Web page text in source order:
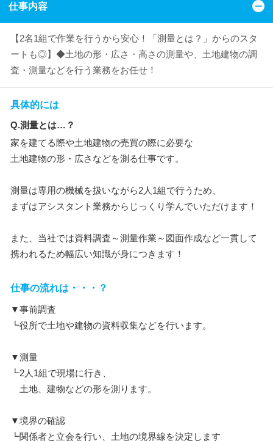
仕事内容
【2名1組で作業を行うから安心！「測量とは？」からのスタ
ートも◎】◆土地の形・広さ・高さの測量や、土地建物の調
査・測量などを行う業務をお任せ！
具体的には
Q.測量とは…？
家を建てる際や土地建物の売買の際に必要な
土地建物の形・広さなどを測る仕事です。
測量は専用の機械を扱いながら2人1組で行うため、
まずはアシスタント業務からじっくり学んでいただけます！
また、当社では資料調査～測量作業～図面作成など一貫して
携われるため幅広い知識が身につきます！
仕事の流れは・・・？
▼事前調査
┗役所で土地や建物の資料収集などを行います。
▼測量
┗2人1組で現場に行き、
土地、建物などの形を測ります。
▼境界の確認
┗関係者と立会を行い、土地の境界線を決定します